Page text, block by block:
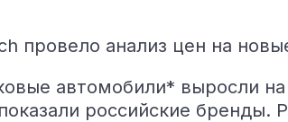
провело анализ цен на
автомобили* выросли
российские бренды.